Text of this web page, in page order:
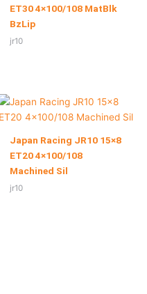
ET30 4×100/108 MatBlk
BzLip
jr10
Japan Racing JR10 15×8
ET20 4×100/108
Machined Sil
jr10